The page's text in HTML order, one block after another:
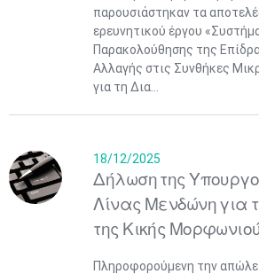
παρουσιάστηκαν τα
ερευνητικού έργου
Παρακολούθησης της
Αλλαγής στις Συνθήκες
για τη Δια...
18/12/2025
Δήλωση της
Λίνας Μενδώνη για
της Κικής
Πληροφορούμενη την